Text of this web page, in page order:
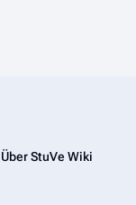
Über StuVe Wiki